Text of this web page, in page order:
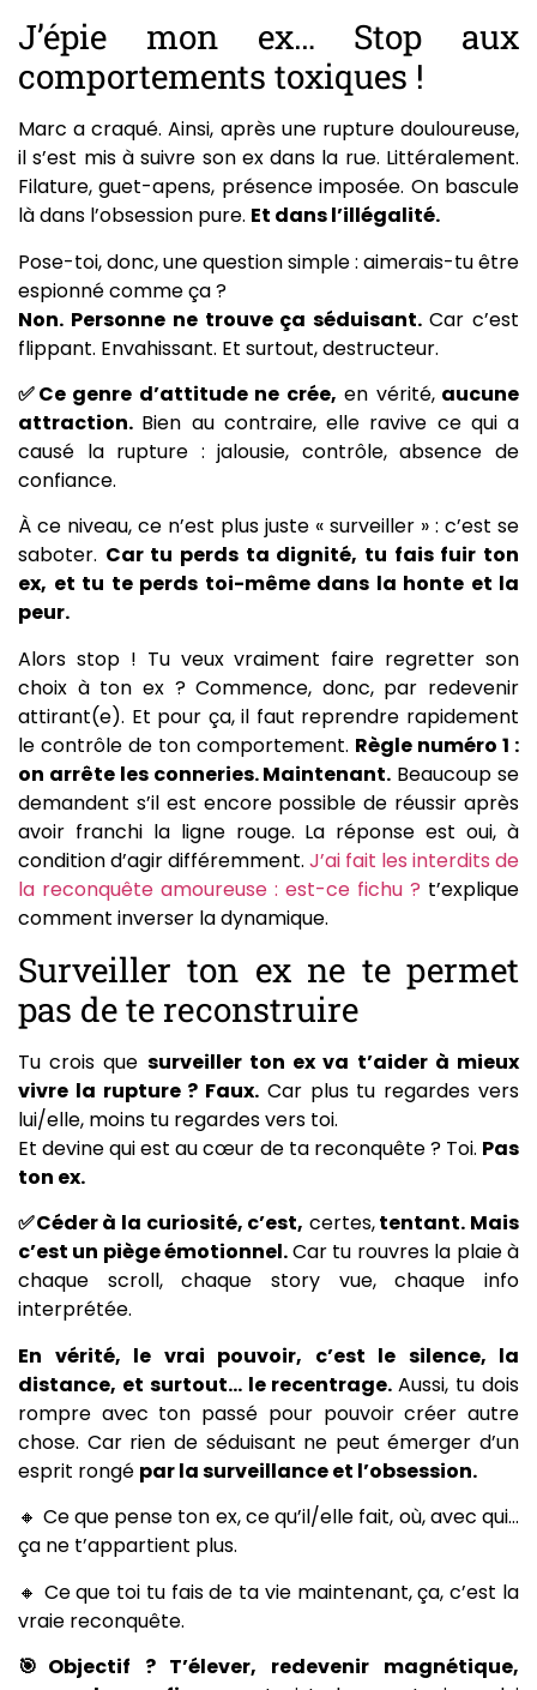
J’épie mon ex… Stop aux
comportements toxiques !
Marc a craqué. Ainsi, après une rupture douloureuse,
il s’est mis à suivre son ex dans la rue. Littéralement.
Filature, guet-apens, présence imposée. On bascule
là dans l’obsession pure. Et dans l’illégalité.
Pose-toi, donc, une question simple : aimerais-tu être
espionné comme ça ?
Non. Personne ne trouve ça séduisant.Car c’est
flippant. Envahissant. Et surtout, destructeur.
✅Ce genre d’attitude ne crée, en vérité,aucune
attraction. Bien au contraire, elle ravive ce qui a
causé la rupture : jalousie, contrôle, absence de
confiance.
À ce niveau, ce n’est plus juste « surveiller » : c’est se
saboter. Car tu perds ta dignité, tu fais fuir ton
ex, et tu te perds toi-même dans la honte et la
peur.
Alors stop ! Tu veux vraiment faire regretter son
choix à ton ex ? Commence, donc, par redevenir
attirant(e). Et pour ça, il faut reprendre rapidement
le contrôle de ton comportement. Règle numéro 1 :
on arrête les conneries. Maintenant. Beaucoup se
demandent s’il est encore possible de réussir après
avoir franchi la ligne rouge. La réponse est oui, à
condition d’agir différemment. J’ai fait les interdits de
la reconquête amoureuse : est-ce fichu ? t’explique
comment inverser la dynamique.
Surveiller ton ex ne te permet
pas de te reconstruire
Tu crois que surveiller ton ex va t’aider à mieux
vivre la rupture ? Faux. Car plus tu regardes vers
lui/elle, moins tu regardes vers toi.
Et devine qui est au cœur de ta reconquête ? Toi. Pas
ton ex.
✅Céder à la curiosité, c’est, certes,tentant. Mais
c’est un piège émotionnel.Car tu rouvres la plaie à
chaque scroll, chaque story vue, chaque info
interprétée.
En vérité, le vrai pouvoir, c’est le silence, la
distance, et surtout… le recentrage.Aussi, tu dois
rompre avec ton passé pour pouvoir créer autre
chose. Car rien de séduisant ne peut émerger d’un
esprit rongé par la surveillance et l’obsession.
🔸 Ce que pense ton ex, ce qu’il/elle fait, où, avec qui…
ça ne t’appartient plus.
🔸 Ce que toi tu fais de ta vie maintenant, ça, c’est la
vraie reconquête.
🎯Objectif ? T’élever, redevenir magnétique,